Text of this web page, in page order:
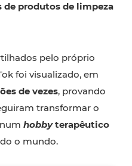
de produtos de limpeza
pelo próprio
foi visualizado, em
de vezes, provando
transformar o
hobbyterapêutico
o mundo.